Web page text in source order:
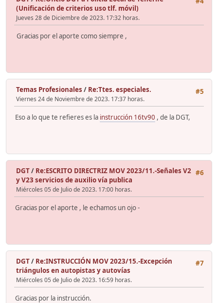
(Unificación de criterios uso tlf. móvil)
Jueves 28 de Diciembre de 2023. 17:32 horas.
Gracias por el aporte como siempre ,
#5
Temas Profesionales / Re:Ttes. especiales.
Viernes 24 de Noviembre de 2023. 17:37 horas.
Eso a lo que te refieres es la instrucción 16tv90 , de la DGT,
#6
DGT/ Re:ESCRITO DIRECTRIZ MOV 2023/11.-Señales V2
y V23 servicios de auxilio vía publica
Miércoles 05 de Julio de 2023. 17:00 horas.
Gracias por el aporte , le echamos un ojo -
#7
DGT/ Re:INSTRUCCIÓN MOV 2023/15.-Excepción
triángulos en autopistas y autovías
Miércoles 05 de Julio de 2023. 16:59 horas.
Gracias por la instrucción.